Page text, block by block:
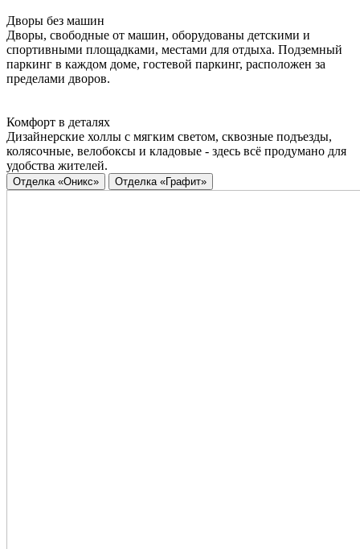
Дворы без машин
Дворы, свободные от машин, оборудованы детскими и
спортивными площадками, местами для отдыха. Подземный
паркинг в каждом доме, гостевой паркинг, расположен за
пределами дворов.
Комфорт в деталях
Дизайнерские холлы с мягким светом, сквозные подъезды,
колясочные, велобоксы и кладовые - здесь всё продумано для
удобства жителей.
Отделка «Оникс» Отделка «Графит»